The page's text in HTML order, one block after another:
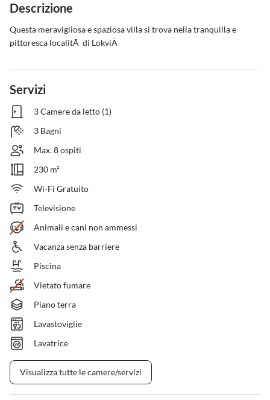
Descrizione
Questa meravigliosa e spaziosa villa si trova nella tranquilla e
pittoresca localitÃ  di LokviÄ
Servizi
3 Camere da letto (1)
3 Bagni
Max. 8 ospiti
230 m²
Wi-Fi Gratuito
Televisione
Animali e cani non ammessi
Vacanza senza barriere
Piscina
Vietato fumare
Piano terra
Lavastoviglie
Lavatrice
Visualizza tutte le camere/servizi